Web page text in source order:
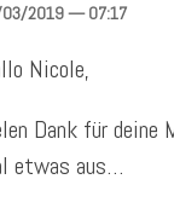
2019— 07:17
Nicole,
Dank für deine
etwas aus…